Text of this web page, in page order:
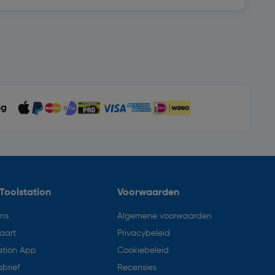
App
Voorwaarden
Algemene voorwaarden
Privacybeleid
Cookiebeleid
Recensies